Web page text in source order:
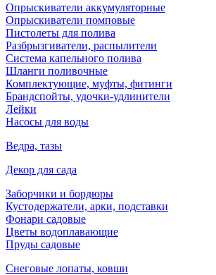
Опрыскиватели аккумуляторные
Опрыскиватели помповые
Пистолеты для полива
Разбрызгиватели, распылители
Система капельного полива
Шланги поливочные
Комплектующие, муфты, фитинги
Брандспойты, удочки-удлинители
Лейки
Насосы для воды
Ведра, тазы
Декор для сада
Заборчики и бордюры
Кустодержатели, арки, подставки
Фонари садовые
Цветы водоплавающие
Пруды садовые
Снеговые лопаты, ковши